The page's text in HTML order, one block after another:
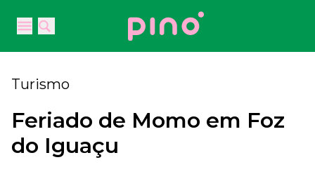
Open main menu
Open main menu
Your Company
Turismo
Feriado de Momo em Foz
do Iguaçu